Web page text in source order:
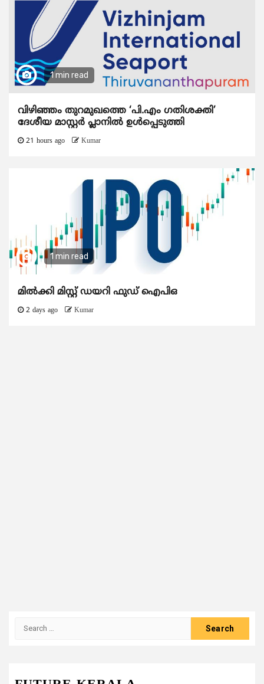
1 min read
വിഴിഞ്ഞം തുറമുഖത്തെ ‘പി.എം ഗതിശക്തി’
ദേശീയ മാസ്റ്റർ പ്ലാനിൽ ഉൾപ്പെടുത്തി
21 hours ago Kumar
1 min read
മിൽക്കി മിസ്റ്റ് ഡയറി ഫുഡ് ഐപിഒ
2 days ago Kumar